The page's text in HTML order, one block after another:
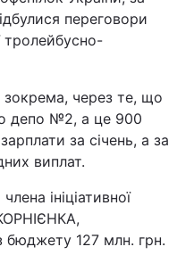
переговори
тролейбусно-
зокрема, через те, що
депо №2, а це 900
за січень, а за
виплат.
ініціативної
бюджету 127 млн. грн.